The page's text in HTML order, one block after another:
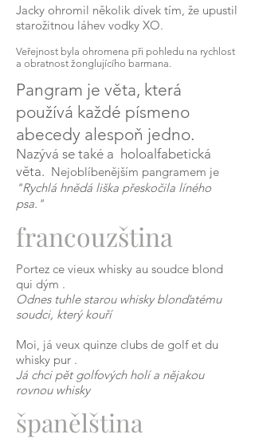
Jacky ohromil několik dívek tím, že upustil
starožitnou láhev vodky XO.
Veřejnost byla ohromena při pohledu na rychlost
a obratnost žonglujícího barmana.
Pangram je věta, která
používá každé písmeno
abecedy alespoň jedno.
Nazývá se také a holoalfabetická
věta. Nejoblíbenějším pangramem je
"Rychlá hnědá liška přeskočila líného
psa."
francouzština
Portez ce vieux whisky au soudce blond
qui dým .
Odnes tuhle starou whisky blonďatému
soudci, který kouří
Moi, já veux quinze clubs de golf et du
whisky pur .
Já chci pět golfových holí a nějakou
rovnou whisky
španělština